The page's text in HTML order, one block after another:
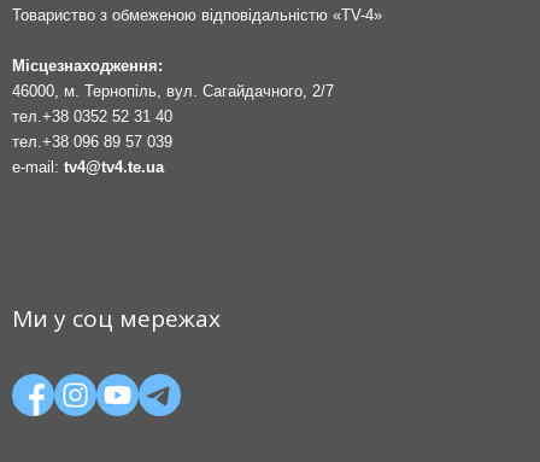
Товариство з обмеженою відповідальністю «TV-4»
Місцезнаходження:
46000, м. Тернопіль, вул. Сагайдачного, 2/7
тел. +38 0352 52 31 40
тел. +38 096 89 57 039
e-mail: tv4@tv4.te.ua
Ми у соц мережах